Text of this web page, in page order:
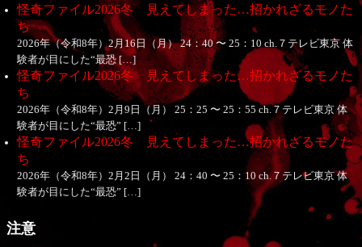
怪奇ファイル2026冬 見えてしまった…招かれざるモノた
ち
2026年（令和8年）2月16日（月） 24：40 〜 25：10 ch.７テレビ東京 体
験者が目にした“最恐 […]
怪奇ファイル2026冬 見えてしまった…招かれざるモノた
ち
2026年（令和8年）2月9日（月） 25：25 〜 25：55 ch.７テレビ東京 体
験者が目にした“最恐” […]
怪奇ファイル2026冬 見えてしまった…招かれざるモノた
ち
2026年（令和8年）2月2日（月） 24：40 〜 25：10 ch.７テレビ東京 体
験者が目にした“最恐” […]
注意